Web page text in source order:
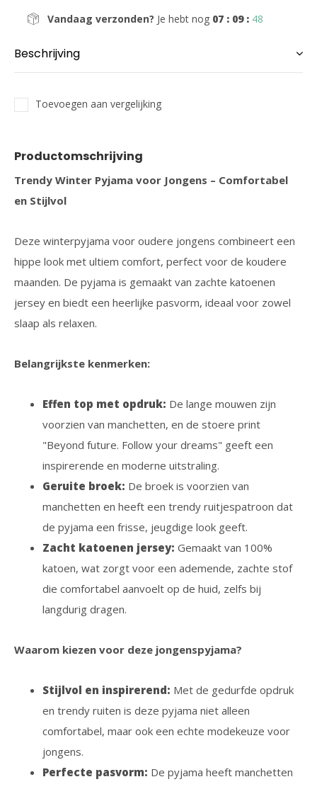
Vandaag verzonden? Je hebt nog 07 : 09 : 47
Beschrijving
Toevoegen aan vergelijking
Productomschrijving
Trendy Winter Pyjama voor Jongens – Comfortabel
en Stijlvol
Deze winterpyjama voor oudere jongens combineert een
hippe look met ultiem comfort, perfect voor de koudere
maanden. De pyjama is gemaakt van zachte katoenen
jersey en biedt een heerlijke pasvorm, ideaal voor zowel
slaap als relaxen.
Belangrijkste kenmerken:
Effen top met opdruk: De lange mouwen zijn
voorzien van manchetten, en de stoere print
"Beyond future. Follow your dreams" geeft een
inspirerende en moderne uitstraling.
Geruite broek: De broek is voorzien van
manchetten en heeft een trendy ruitjespatroon dat
de pyjama een frisse, jeugdige look geeft.
Zacht katoenen jersey: Gemaakt van 100%
katoen, wat zorgt voor een ademende, zachte stof
die comfortabel aanvoelt op de huid, zelfs bij
langdurig dragen.
Waarom kiezen voor deze jongenspyjama?
Stijlvol en inspirerend: Met de gedurfde opdruk
en trendy ruiten is deze pyjama niet alleen
comfortabel, maar ook een echte modekeuze voor
jongens.
Perfecte pasvorm: De pyjama heeft manchetten